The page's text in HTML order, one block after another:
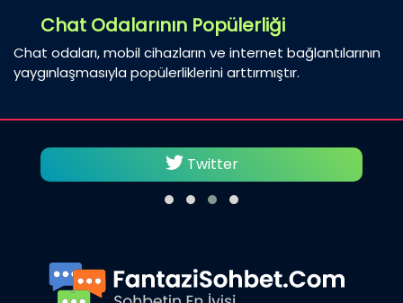
Chat Odalarının Popülerliği
Chat odaları, mobil cihazların ve internet bağlantılarının
yaygınlaşmasıyla popülerliklerini arttırmıştır.
Facebook